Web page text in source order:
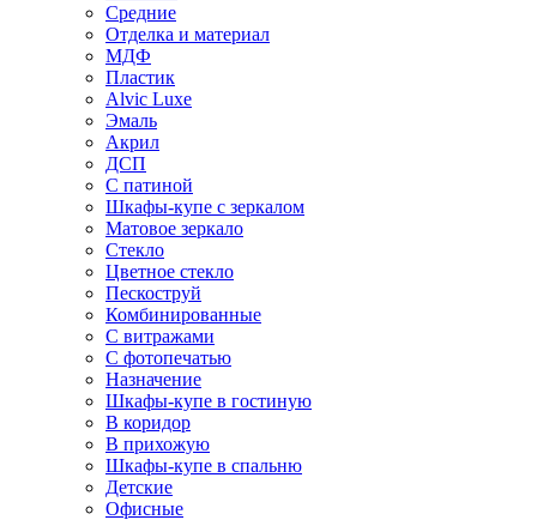
Средние
Отделка и материал
МДФ
Пластик
Alvic Luxe
Эмаль
Акрил
ДСП
С патиной
Шкафы-купе с зеркалом
Матовое зеркало
Стекло
Цветное стекло
Пескоструй
Комбинированные
С витражами
С фотопечатью
Назначение
Шкафы-купе в гостиную
В коридор
В прихожую
Шкафы-купе в спальню
Детские
Офисные